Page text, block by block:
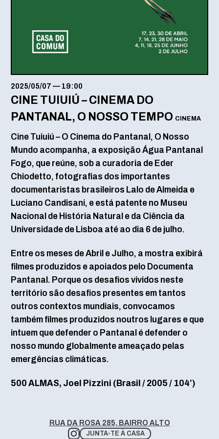
2025/05/07 — 19:00
CINE TUIUIÚ – CINEMA DO
PANTANAL, O NOSSO TEMPO CINEMA
Cine Tuiuiú – O Cinema do Pantanal, O Nosso
Mundo acompanha, a exposição Água Pantanal
Fogo, que reúne, sob a curadoria de Eder
Chiodetto, fotografias dos importantes
documentaristas brasileiros Lalo de Almeida e
Luciano Candisani, e está patente no Museu
Nacional de História Natural e da Ciência da
Universidade de Lisboa até ao dia 6 de julho.
Entre os meses de Abril e Julho, a mostra exibirá
filmes produzidos e apoiados pelo Documenta
Pantanal. Porque os desafios vividos neste
território são desafios presentes em tantos
outros contextos mundiais, convocamos
também filmes produzidos noutros lugares e que
intuem que defender o Pantanal é defender o
nosso mundo globalmente ameaçado pelas
emergências climáticas.
500 ALMAS, Joel Pizzini (Brasil / 2005 / 104’)
RUA DA ROSA 285, BAIRRO ALTO
JUNTA-TE À CASA